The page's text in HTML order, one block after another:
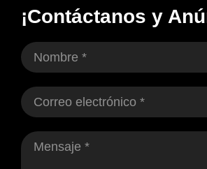
¡Contáctanos y